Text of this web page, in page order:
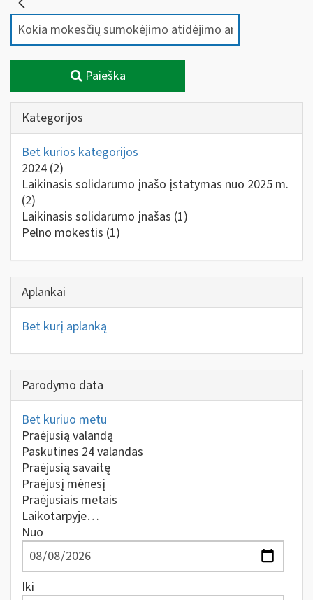
Paieška
Kategorijos
Bet kurios kategorijos
2024 (2)
Laikinasis solidarumo įnašo įstatymas nuo 2025 m.
(2)
Laikinasis solidarumo įnašas (1)
Pelno mokestis (1)
Aplankai
Bet kurį aplanką
Parodymo data
Bet kuriuo metu
Praėjusią valandą
Paskutines 24 valandas
Praėjusią savaitę
Praėjusį mėnesį
Praėjusiais metais
Laikotarpyje…
Nuo
Iki